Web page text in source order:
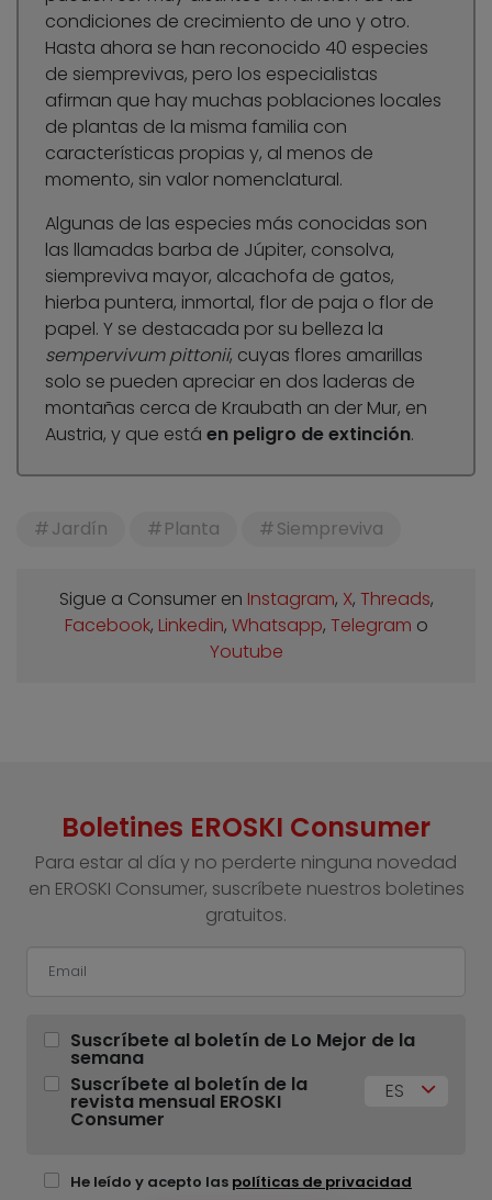
condiciones de crecimiento de uno y otro.
Hasta ahora se han reconocido 40 especies
de siemprevivas, pero los especialistas
afirman que hay muchas poblaciones locales
de plantas de la misma familia con
características propias y, al menos de
momento, sin valor nomenclatural.
Algunas de las especies más conocidas son
las llamadas barba de Júpiter, consolva,
siempreviva mayor, alcachofa de gatos,
hierba puntera, inmortal, flor de paja o flor de
papel. Y se destacada por su belleza la
sempervivum pittonii, cuyas flores amarillas
solo se pueden apreciar en dos laderas de
montañas cerca de Kraubath an der Mur, en
Austria, y que está en peligro de extinción.
Jardín Planta Siempreviva
Sigue a Consumer en Instagram, X, Threads,
Facebook, Linkedin, Whatsapp, Telegram o
Youtube
Boletines EROSKI Consumer
Para estar al día y no perderte ninguna novedad
en EROSKI Consumer, suscríbete nuestros boletines
gratuitos.
Suscríbete al boletín de Lo Mejor de la
semana
Suscríbete al boletín de la
revista mensual EROSKI
Consumer
ES
He leído y acepto las políticas de privacidad